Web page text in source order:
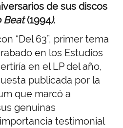
de sus discos
Beat(1994).
“Del 63”, primer tema
en los Estudios
en el LP del año,
publicada por la
que marcó a
genuinas
testimonial